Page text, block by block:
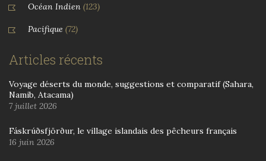
Océan Indien (123)
Pacifique (72)
Articles récents
Voyage déserts du monde, suggestions et comparatif (Sahara,
Namib, Atacama)
7 juillet 2026
Fáskrúðsfjörður, le village islandais des pêcheurs français
16 juin 2026